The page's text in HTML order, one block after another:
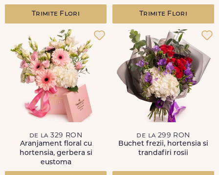
Trimite Flori Trimite Flori
de la 329 RON
Aranjament floral cu
hortensia, gerbera si
eustoma
de la 299 RON
Buchet frezii, hortensia si
trandafiri rosii